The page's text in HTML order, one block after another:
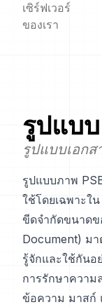
เซิร์ฟเวอร์
ของเรา
รูปแบบ
รูปแบบเอก
รูปแบบภาพ
ใช้โดยเฉพาะใ
ขีดจำกัดขนาดข
Document) ม
รู้จักและใช้กันอ
การรักษาความ
ข้อความ มาสก์